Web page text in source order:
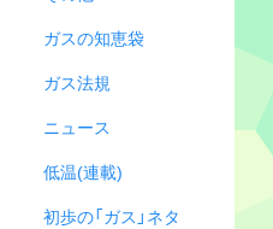
ガスの知恵袋
ガス法規
ニュース
低温(連載)
初歩の「ガス」ネタ